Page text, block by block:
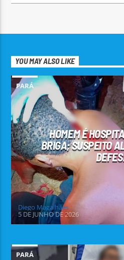
YOU MAY ALSO LIKE
PARÁ
HOMEM É
BRIGA; SUSPEITO
Diego Magalhães
5 DE JUNHO DE 2026
PARÁ